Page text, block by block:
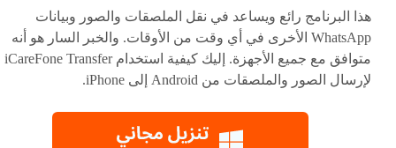
هذا البرنامج رائع ويساعد في نقل الملصقات والصور وبيانات
WhatsApp الأخرى في أي وقت من الأوقات. والخبر السار هو أنه
متوافق مع جميع الأجهزة. إليك كيفية استخدام iCareFone Transfer
لإرسال الصور والملصقات من Android إلى iPhone.